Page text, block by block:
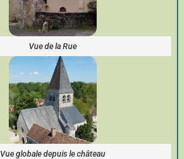
Vue de la Rue
Vue globale depuis le château